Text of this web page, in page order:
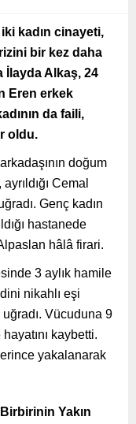
kadın cinayeti,
bir kez daha
İlayda Alkaş, 24
Eren erkek
da faili,
oldu.
doğum
Cemal
Genç kadın
hastanede
hâlâ firari.
3 aylık hamile
nikahlı eşi
uğradı. Vücuduna 9
kaybetti.
yakalanarak
Yakın